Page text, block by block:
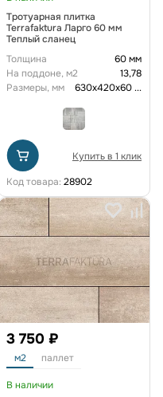
Тротуарная плитка
Terrafaktura Ларго 60 мм
Теплый сланец
Толщина
60 мм
На поддоне, м2
13,78
Размеры, мм
630х420х60...
Купить в 1 клик
Код товара: 28902
3 750 ₽
м2 паллет
В наличии